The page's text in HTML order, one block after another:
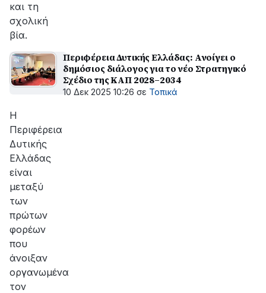
και τη
σχολική
βία.
Περιφέρεια Δυτικής Ελλάδας: Ανοίγει ο
δημόσιος διάλογος για το νέο Στρατηγικό
Σχέδιο της ΚΑΠ 2028–2034
10 Δεκ 2025 10:26 σε Τοπικά
Η
Περιφέρεια
Δυτικής
Ελλάδας
είναι
μεταξύ
των
πρώτων
φορέων
που
άνοιξαν
οργανωμένα
τον